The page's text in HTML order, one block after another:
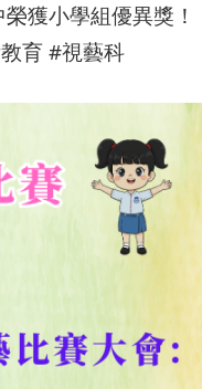
獲小學組優異獎！
育 #視藝科